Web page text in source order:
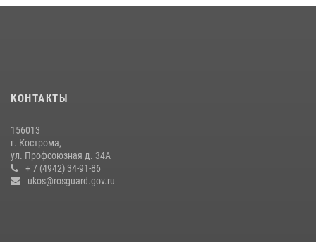
Приглашаем молодежь Костромской области получить образование
в ВУЗах Росгвардии
09 июля 2026, 05:58
КОНТАКТЫ
156013
г. Кострома,
ул. Профсоюзная д. 34А
+ 7 (4942) 34-91-86
ukos@rosguard.gov.ru